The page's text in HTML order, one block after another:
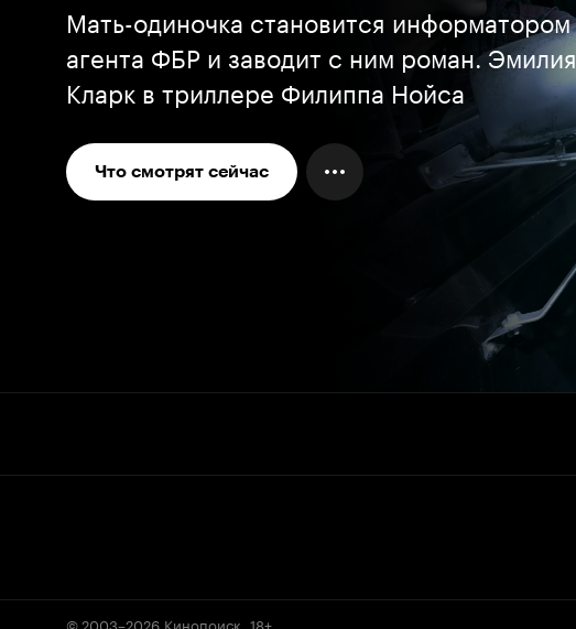
Мать-одиночка становится информатором
агента ФБР и заводит с ним роман. Эмилия
Кларк в триллере Филиппа Нойса
Что смотрят сейчас
© 2003–2026 Кинопоиск 18+